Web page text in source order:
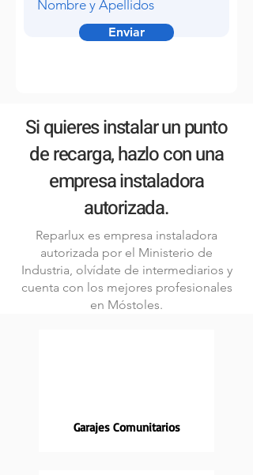
Enviar
Si quieres instalar un punto
de recarga, hazlo con una
empresa instaladora
autorizada.
Reparlux es empresa instaladora
autorizada por el Ministerio de
Industria, olvídate de intermediarios y
cuenta con los mejores profesionales
en Móstoles.
Garajes Comunitarios